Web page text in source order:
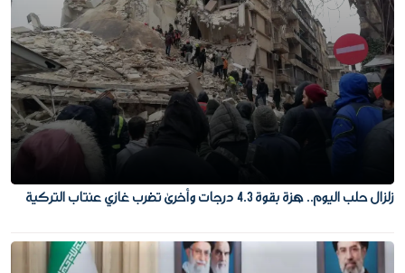
زلزال حلب اليوم.. هزة بقوة 4.3 درجات وأخرى تضرب غازي عنتاب التركية